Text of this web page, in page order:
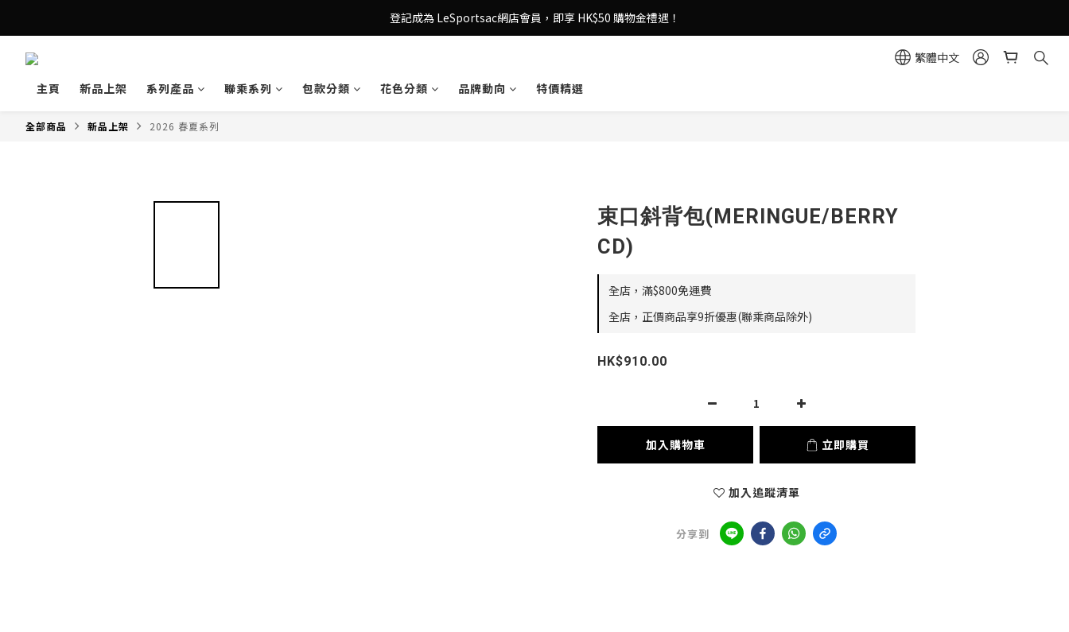
登記成為 LeSportsac網店會員，即享 HK$50 購物金禮遇！
登記成為 LeSportsac網店會員，即享 HK$50 購物金禮遇！
登記成為 LeSportsac網店會員，即享 HK$50 購物金禮遇！
繁體中文
主頁
新品上架 系列產品 聯乘系列 包款分類 花色分類 品牌動向 特價精選
全部商品 新品上架 2026 春夏系列
束口斜背包(MERINGUE/BERRY
CD)
全店，滿$800免運費
全店，正價商品享9折優惠(聯乘商品除外)
HK$910.00
加入購物車 立即購買
加入追蹤清單
分享到